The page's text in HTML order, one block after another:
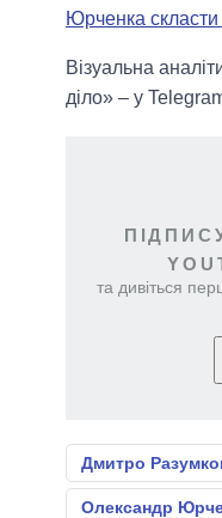
Юрченка
Візуальна
діло» – у
та дивіться
Дмитро
Олександр